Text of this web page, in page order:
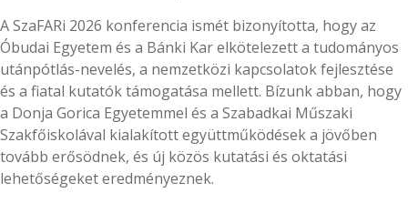
A SzaFARi 2026 konferencia ismét bizonyította, hogy az
Óbudai Egyetem és a Bánki Kar elkötelezett a tudományos
utánpótlás-nevelés, a nemzetközi kapcsolatok fejlesztése
és a fiatal kutatók támogatása mellett. Bízunk abban, hogy
a Donja Gorica Egyetemmel és a Szabadkai Műszaki
Szakfőiskolával kialakított együttműködések a jövőben
tovább erősödnek, és új közös kutatási és oktatási
lehetőségeket eredményeznek.